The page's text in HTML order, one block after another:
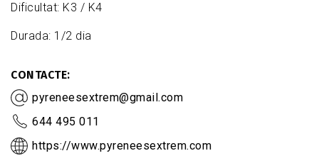
Dificultat: K3 / K4
Durada: 1/2 dia
CONTACTE
pyreneesextrem@gmail.com
644 495 011
https://www.pyreneesextrem.com